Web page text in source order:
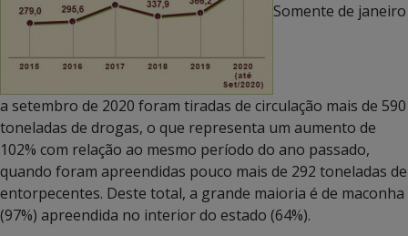
Somente de janeiro
a setembro de 2020 foram tiradas de circulação mais de 590
toneladas de drogas, o que representa um aumento de
102% com relação ao mesmo período do ano passado,
quando foram apreendidas pouco mais de 292 toneladas de
entorpecentes. Deste total, a grande maioria é de maconha
(97%) apreendida no interior do estado (64%).